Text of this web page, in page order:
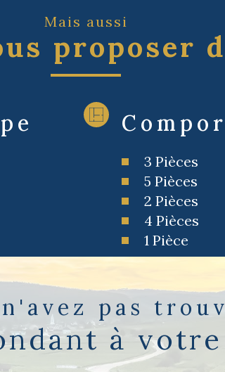
Mais aussi
proposer
3 Pièces
5 Pièces
2 Pièces
4 Pièces
1 Pièce
pas
à